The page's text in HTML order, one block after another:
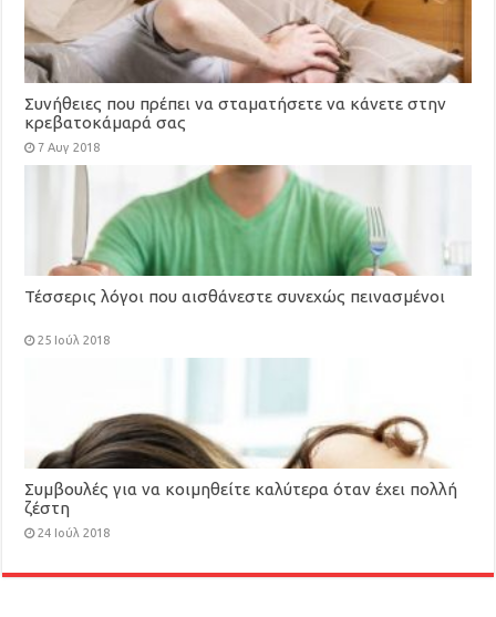
Συνήθειες που πρέπει να σταματήσετε να κάνετε στην
κρεβατοκάμαρά σας
7 Αυγ 2018
Τέσσερις λόγοι που αισθάνεστε συνεχώς πεινασμένοι
25 Ιούλ 2018
Συμβουλές για να κοιμηθείτε καλύτερα όταν έχει πολλή
ζέστη
24 Ιούλ 2018